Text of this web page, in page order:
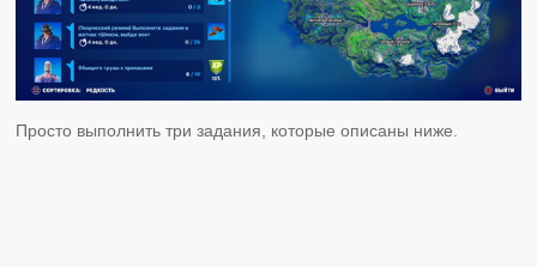
Просто выполнить три задания, которые описаны ниже.